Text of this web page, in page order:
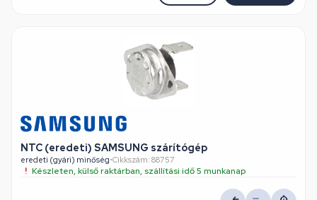
NTC (eredeti) SAMSUNG szárítógép
eredeti (gyári) minőség•Cikkszám: 88757
Készleten, külső raktárban, szállítási idő 5 munkanap